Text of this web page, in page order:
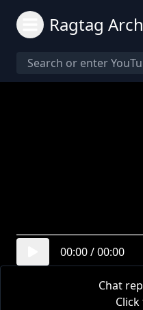
Ragtag
00:00/00:00
Chat